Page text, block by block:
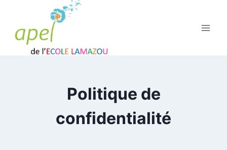
contenu
Politique de
confidentialité